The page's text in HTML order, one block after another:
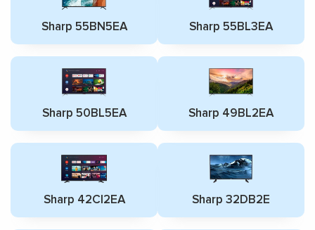
Sharp 55BN5EA Sharp 55BL3EA
Sharp 50BL5EA Sharp 49BL2EA
Sharp 42CI2EA Sharp 32DB2E